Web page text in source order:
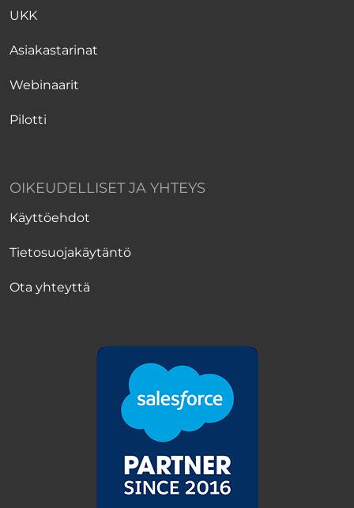
UKK
Asiakastarinat
Webinaarit
Pilotti
OIKEUDELLISET JA YHTEYS
Käyttöehdot
Tietosuojakäytäntö
Ota yhteyttä